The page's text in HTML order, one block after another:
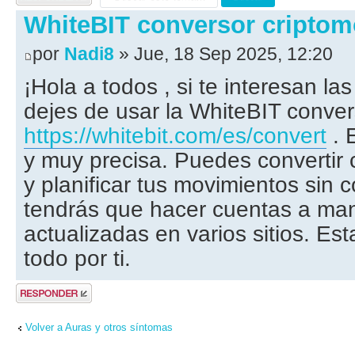
respuesta
WhiteBIT conversor
por Nadi8 » Jue, 18 Sep 2025, 12:20
¡Hola a todos , si te interesan
dejes de usar la WhiteBIT
https://whitebit.com/es/convert .
y muy precisa. Puedes convertir
y planificar tus movimientos sin
tendrás que hacer cuentas a
actualizadas en varios sitios.
todo por ti.
Publicar una
respuesta
Volver a Auras y otros síntomas